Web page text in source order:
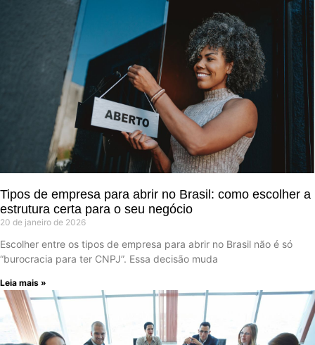
Tipos de empresa para abrir no Brasil: como escolher a
estrutura certa para o seu negócio
20 de janeiro de 2026
Escolher entre os tipos de empresa para abrir no Brasil não é só
“burocracia para ter CNPJ”. Essa decisão muda
Leia mais »